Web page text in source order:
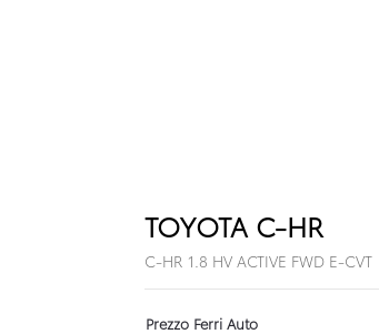
TOYOTA C-HR
C-HR 1.8 HV ACTIVE FWD E-CVT
Prezzo Ferri Auto